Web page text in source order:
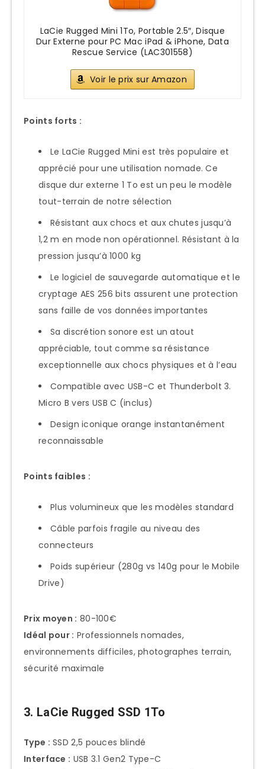
LaCie Rugged Mini 1To, Portable 2.5″, Disque
Dur Externe pour PC Mac iPad & iPhone, Data
Rescue Service (LAC301558)
Voir le prix sur Amazon
Points forts :
Le LaCie Rugged Mini est très populaire et
apprécié pour une utilisation nomade. Ce
disque dur externe 1 To est un peu le modèle
tout-terrain de notre sélection
Résistant aux chocs et aux chutes jusqu’à
1,2 m en mode non opérationnel. Résistant à la
pression jusqu’à 1000 kg
Le logiciel de sauvegarde automatique et le
cryptage AES 256 bits assurent une protection
sans faille de vos données importantes
Sa discrétion sonore est un atout
appréciable, tout comme sa résistance
exceptionnelle aux chocs physiques et à l’eau
Compatible avec USB-C et Thunderbolt 3.
Micro B vers USB C (inclus)
Design iconique orange instantanément
reconnaissable
Points faibles :
Plus volumineux que les modèles standard
Câble parfois fragile au niveau des
connecteurs
Poids supérieur (280g vs 140g pour le Mobile
Drive)
Prix moyen : 80-100€
Idéal pour : Professionnels nomades,
environnements difficiles, photographes terrain,
sécurité maximale
3. LaCie Rugged SSD 1To
Type : SSD 2,5 pouces blindé
Interface : USB 3.1 Gen2 Type-C